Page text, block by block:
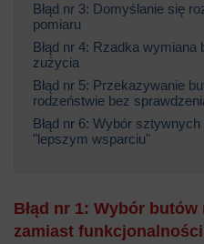
Błąd nr 3: Domyślanie się
pomiaru
Błąd nr 4: Rzadka
zużycia
Błąd nr 5: Przekazywanie
rodzeństwie bez
Błąd nr 6: Wybór
"lepszym wsparciu"
Błąd nr 1: Wybór
zamiast funkcjonalności